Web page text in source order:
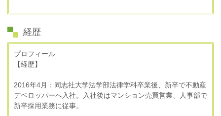
経歴
プロフィール
【経歴】
2016年4月：同志社大学法学部法律学科卒業後、新卒で不動産
デベロッパーへ入社。入社後はマンション売買営業、人事部で
新卒採用業務に従事。